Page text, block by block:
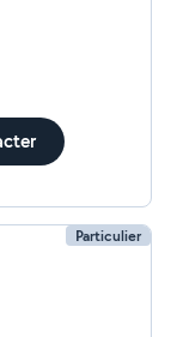
je
Particulier